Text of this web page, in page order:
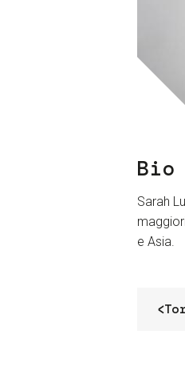
Bio
Sarah
e Asia.